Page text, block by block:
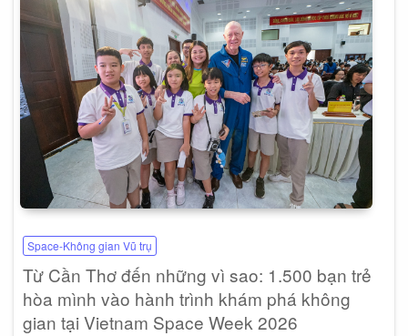
Space-Không gian Vũ trụ
Từ Cần Thơ đến những vì sao: 1.500 bạn trẻ
hòa mình vào hành trình khám phá không
gian tại Vietnam Space Week 2026